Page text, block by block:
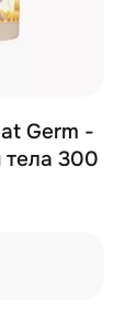
Germ -
300